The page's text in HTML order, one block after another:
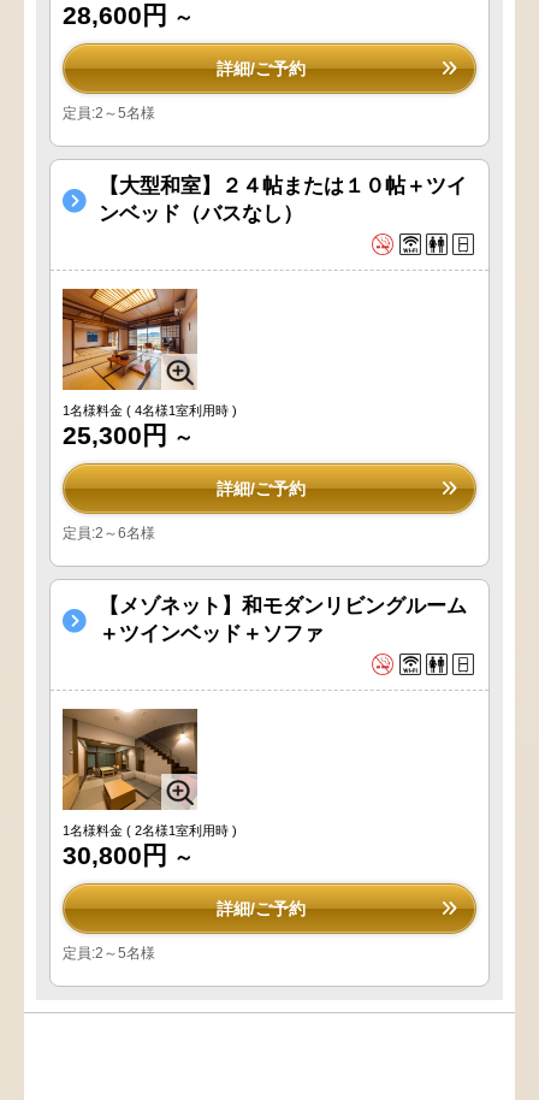
28,600円 ～
詳細/ご予約
定員:2～5名様
【大型和室】２４帖または１０帖＋ツイ
ンベッド（バスなし）
1名様料金 ( 4名様1室利用時 )
25,300円 ～
詳細/ご予約
定員:2～6名様
【メゾネット】和モダンリビングルーム
＋ツインベッド＋ソファ
1名様料金 ( 2名様1室利用時 )
30,800円 ～
詳細/ご予約
定員:2～5名様